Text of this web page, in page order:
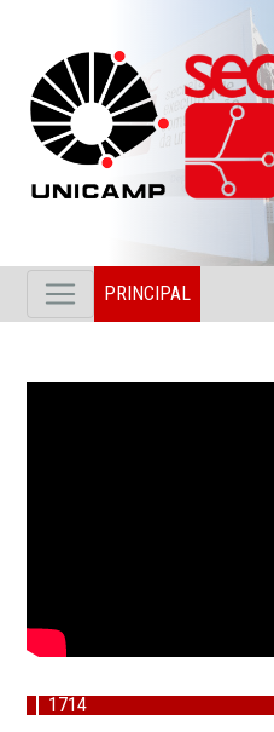
PRINCIPAL
1714